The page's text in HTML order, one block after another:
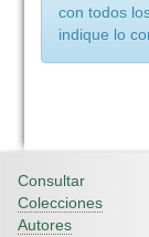
con todos
indique lo
Consultar
Colecciones
Autores